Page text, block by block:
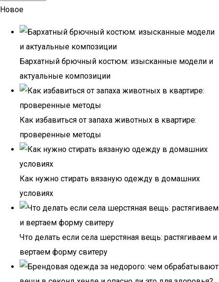
Новое
Бархатный брючный костюм: изысканные модели и
актуальные композиции
Как избавиться от запаха животных в квартире:
проверенные методы
Как нужно стирать вязаную одежду в домашних
условиях
Что делать если села шерстяная вещь: растягиваем и
вертаем форму свитеру